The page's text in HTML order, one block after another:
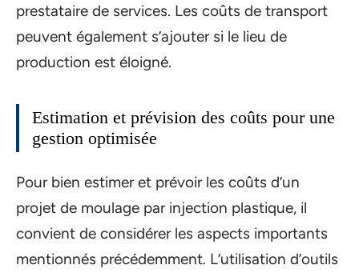
prestataire de services. Les coûts de transport
peuvent également s’ajouter si le lieu de
production est éloigné.
Estimation et prévision des coûts pour une
gestion optimisée
Pour bien estimer et prévoir les coûts d’un
projet de moulage par injection plastique, il
convient de considérer les aspects importants
mentionnés précédemment. L’utilisation d’outils